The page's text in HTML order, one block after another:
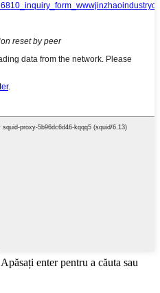
Apăsați enter pentru a căuta sau